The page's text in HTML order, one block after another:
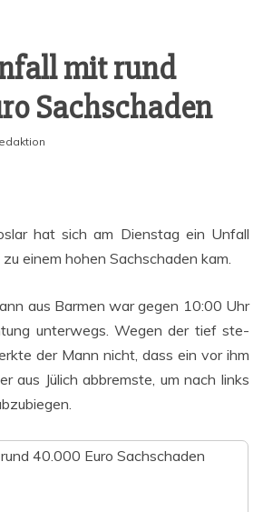
mit rund
Sachschaden
hat sich am Diens­tag ein Unfall
einem hohen Sach­scha­den kam.
aus Bar­men war gegen 10:00 Uhr
unter­wegs. Wegen der tief ste­
der Mann nicht, dass ein vor ihm
aus Jülich abbrems­te, um nach links